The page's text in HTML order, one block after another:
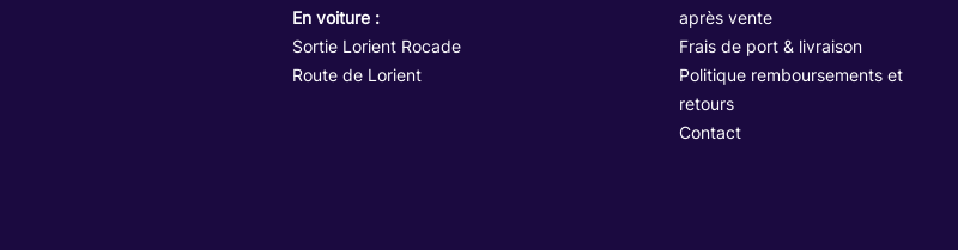
En voiture :
Sortie Lorient Rocade
Route de Lorient
après vente
Frais de port & livraison
Politique remboursements et
retours
Contact